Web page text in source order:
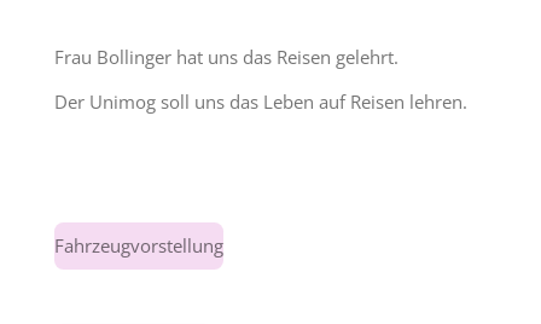
Frau Bollinger hat uns das Reisen gelehrt.
Der Unimog soll uns das Leben auf Reisen lehren.
Fahrzeugvorstellung